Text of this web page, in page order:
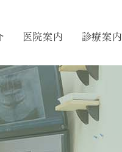
医院案内 診療案内